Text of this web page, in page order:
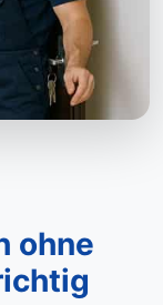
ohne